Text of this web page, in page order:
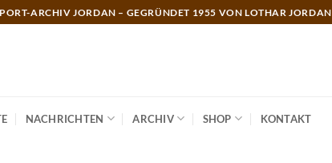
ARCHIV JORDAN – GEGRÜNDET 1955 VON LOTHAR JORDAN
NACHRICHTEN ARCHIV SHOP KONTAKT